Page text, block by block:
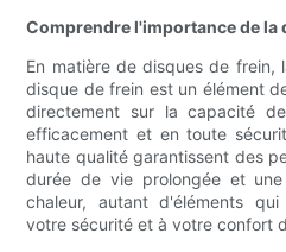
Comprendre l'importance de la
En matière de disques de frein,
disque de frein est un élément
directement sur la capacité
efficacement et en toute
haute qualité garantissent des
durée de vie prolongée et
chaleur, autant d'éléments
votre sécurité et à votre confort